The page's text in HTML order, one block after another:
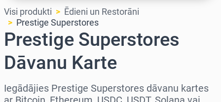
Visi produkti
Ēdieni un Restorāni
Prestige Superstores
Prestige Superstores
Dāvanu Karte
Iegādājies Prestige Superstores dāvanu kartes